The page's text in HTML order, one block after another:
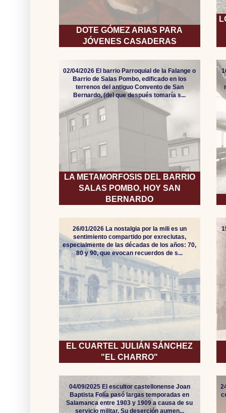
DOTE GÓMEZ ARIAS PARA
JÓVENES CASADERAS
LA METAMORFOSIS DEL BARRIO
SALAS POMBO, HOY SAN
BERNARDO
02/04/2026 El barrio Parroquial de la Falange o
Barrio de Salas Pombo, edificado en los
terrenos del antiguo Convento de San
Bernardo, (del que después tomaría s...
EL CUARTEL JULIÁN SÁNCHEZ
"EL CHARRO"
26/01/2026 La nostalgia por la mili es un
sentimiento compartido por exreclutas,
especialmente de las décadas de los años: 70,
80 y 90, que evocan recuerdos de s...
04/09/2025 El escultor castellonense Joan
Baptista Folía pasó largas temporadas en
Salamanca entre 1903 y 1909 a causa de su
servicio militar. Su deserción aumen...